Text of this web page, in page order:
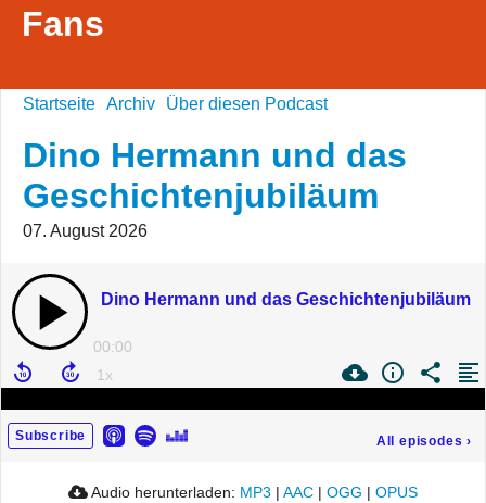
Fans
Startseite Archiv Über diesen Podcast
Dino Hermann und das
Geschichtenjubiläum
07. August 2026
Dino Hermann und das Geschichtenjubiläum
00:00
Subscribe All episodes ›
Audio herunterladen: MP3 | AAC | OGG | OPUS